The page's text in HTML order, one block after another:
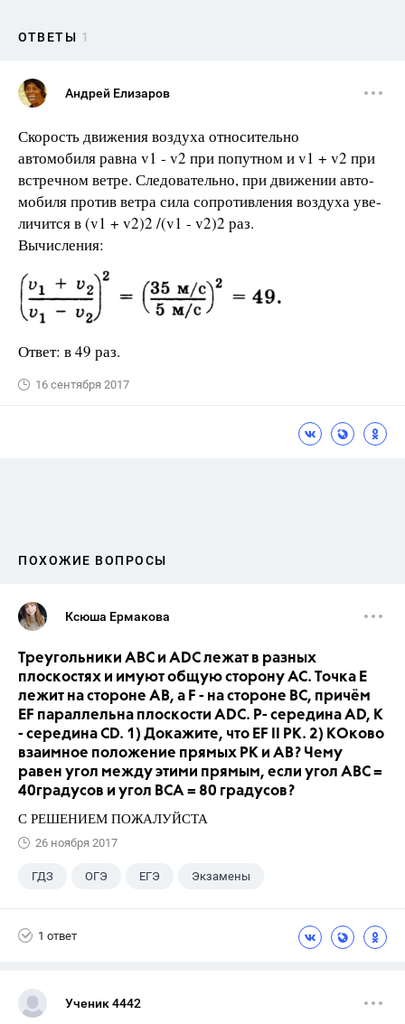
ОТВЕТЫ 1
Андрей Елизаров
Скорость движения воздуха относительно
автомобиля равна v1 - v2 при попутном и v1 + v2 при
встречном ветре. Следовательно, при движении авто-
мобиля против ветра сила сопротивления воздуха уве-
личится в (v1 + v2)2 /(v1 - v2)2 раз.
Вычисления:
Ответ: в 49 раз.
16 сентября 2017
ПОХОЖИЕ ВОПРОСЫ
Ксюша Ермакова
Треугольники ABC и ADC лежат в разных
плоскостях и имуют общую сторону AC. Точка E
лежит на стороне AB, а F - на стороне BC, причём
EF параллельна плоскости ADC. P- середина AD, K
- середина CD. 1) Докажите, что EF II PK. 2) КОково
взаимное положение прямых PK и AB? Чему
равен угол между этими прямым, если угол ABC =
40градусов и угол BCA = 80 градусов?
С РЕШЕНИЕМ ПОЖАЛУЙСТА
26 ноября 2017
ГДЗ ОГЭ ЕГЭ Экзамены
1 ответ
Ученик 4442